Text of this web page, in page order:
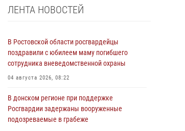
ЛЕНТА НОВОСТЕЙ
В Ростовской области росгвардейцы
поздравили с юбилеем маму погибшего
сотрудника вневедомственной охраны
04 августа 2026, 08:22
В донском регионе при поддержке
Росгвардии задержаны вооруженные
подозреваемые в грабеже